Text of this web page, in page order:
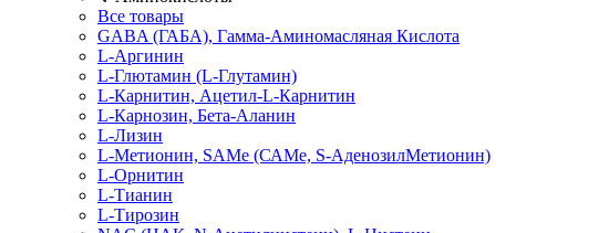
Все товары
GABA (ГАБА), Гамма-Аминомасляная Кислота
L-Аргинин
L-Глютамин (L-Глутамин)
L-Карнитин, Ацетил-L-Карнитин
L-Карнозин, Бета-Аланин
L-Лизин
L-Метионин, SAMe (САМе, S-АденозилМетионин)
L-Орнитин
L-Тианин
L-Тирозин